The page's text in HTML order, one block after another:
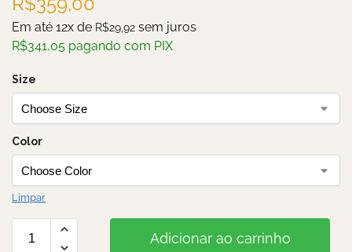
Em até 12x de R$29,92 sem juros
R$341,05 pagando com PIX
Size
Color
Limpar
Adicionar ao carrinho